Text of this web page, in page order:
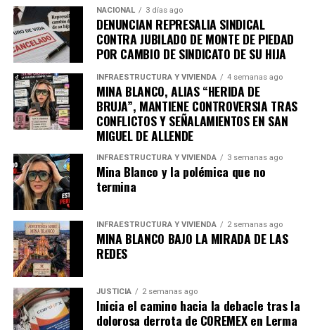
NACIONAL 3 días ago
DENUNCIAN REPRESALIA SINDICAL
CONTRA JUBILADO DE MONTE DE PIEDAD
POR CAMBIO DE SINDICATO DE SU HIJA
INFRAESTRUCTURA Y VIVIENDA 4 semanas ago
MINA BLANCO, ALIAS “HERIDA DE
BRUJA”, MANTIENE CONTROVERSIA TRAS
CONFLICTOS Y SEÑALAMIENTOS EN SAN
MIGUEL DE ALLENDE
INFRAESTRUCTURA Y VIVIENDA 3 semanas ago
Mina Blanco y la polémica que no
termina
INFRAESTRUCTURA Y VIVIENDA 2 semanas ago
MINA BLANCO BAJO LA MIRADA DE LAS
REDES
JUSTICIA 2 semanas ago
Inicia el camino hacia la debacle tras la
dolorosa derrota de COREMEX en Lerma